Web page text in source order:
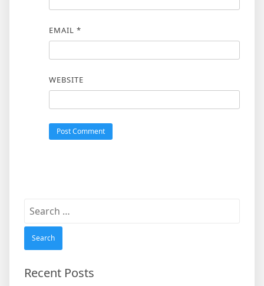
EMAIL *
WEBSITE
Search
Recent Posts